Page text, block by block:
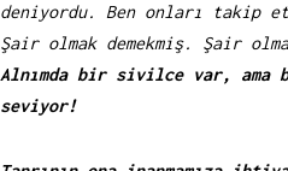
deniyordu. Ben onları takip
Şair olmak demekmiş. Şair
Alnımda bir sivilce var, ama
seviyor!